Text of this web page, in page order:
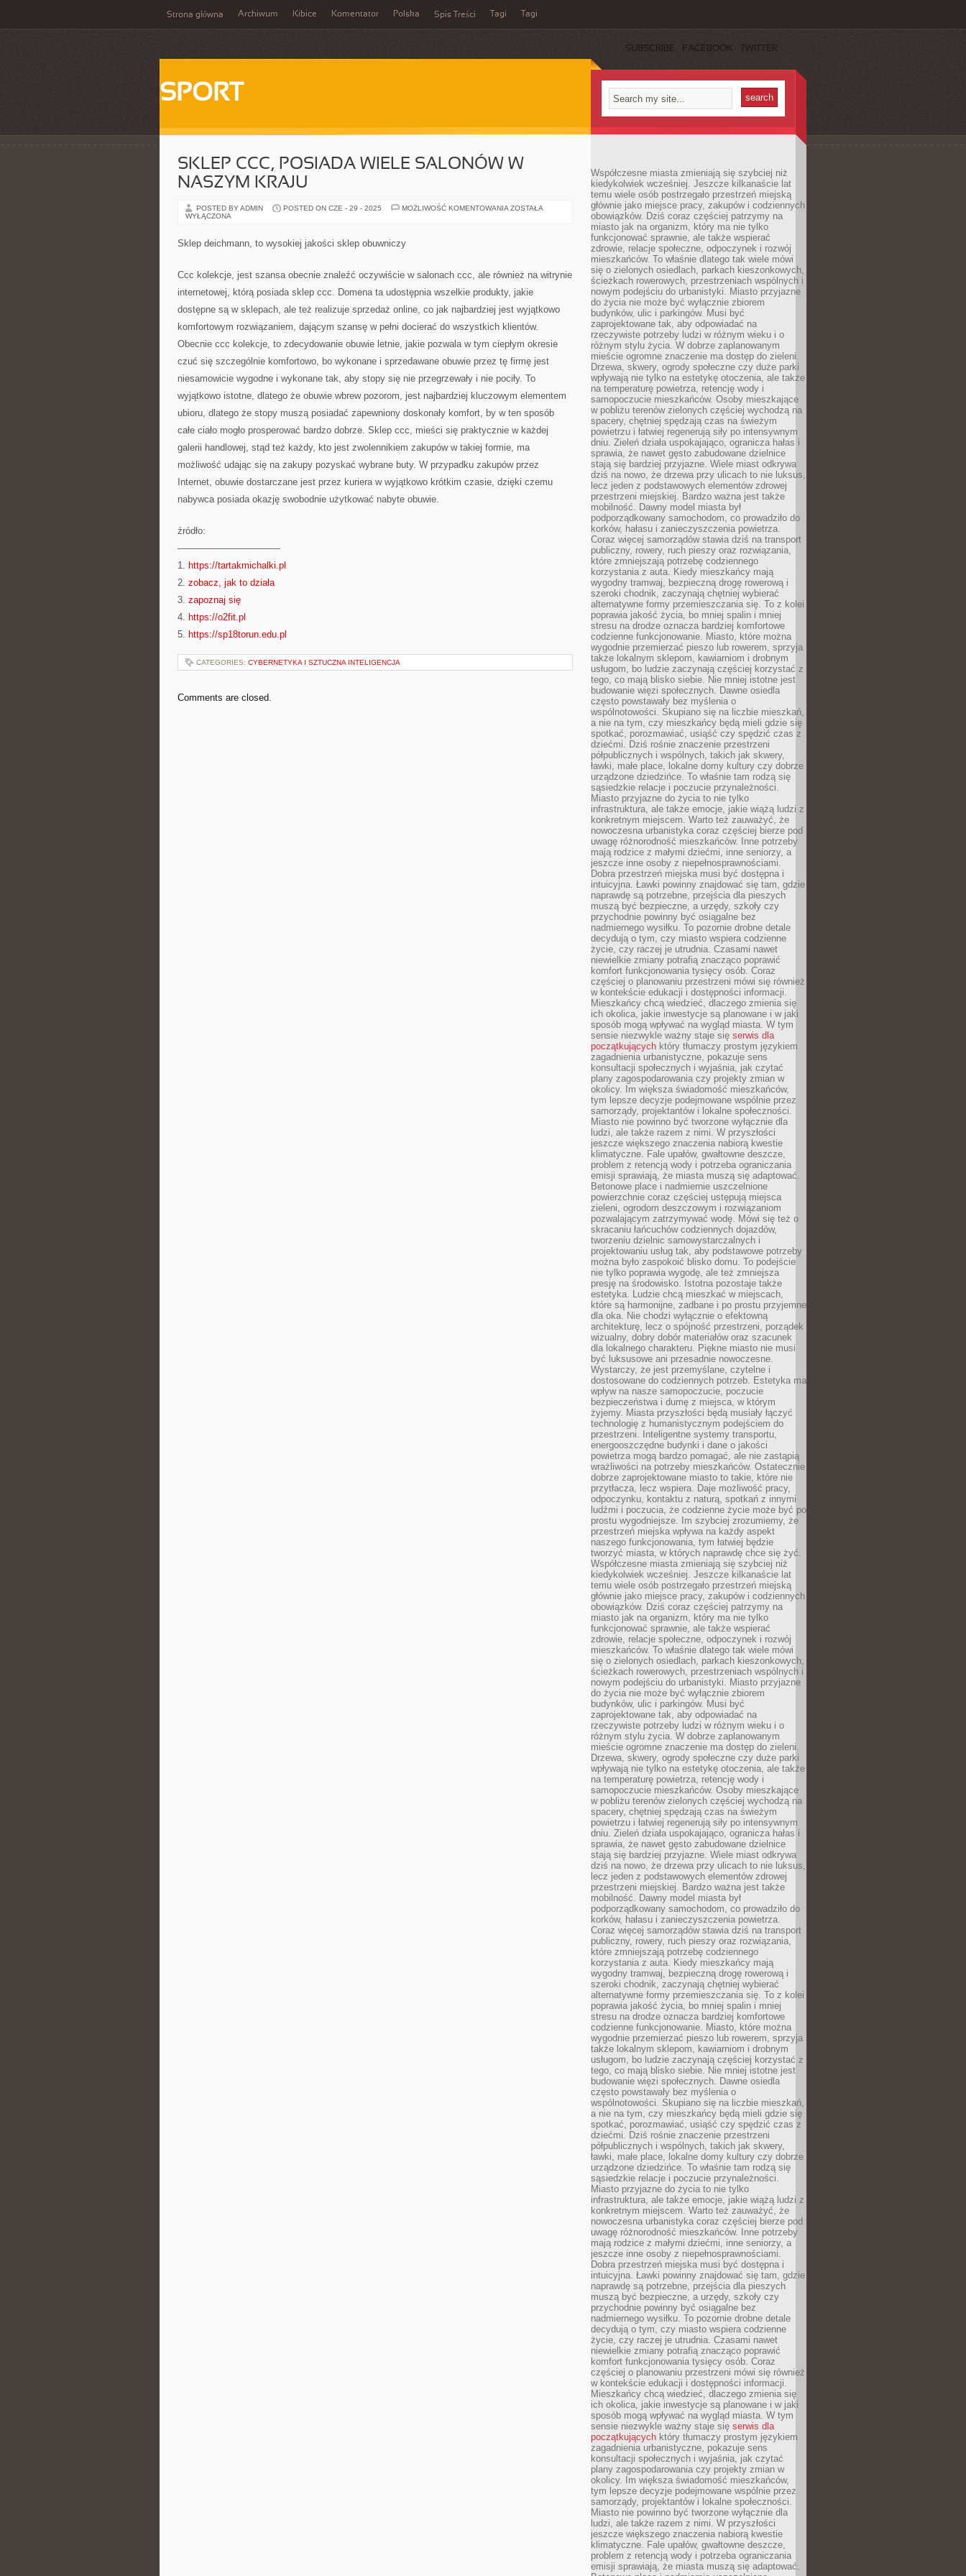
Strona główna Archiwum Kibice Komentator Polska Spis Treści Tagi Tagi
SUBSCRIBE FACEBOOK TWITTER
SPORT
SKLEP CCC, POSIADA WIELE SALONÓW W
NASZYM KRAJU
POSTED BY ADMIN POSTED ON CZE - 29 - 2025 MOŻLIWOŚĆ KOMENTOWANIA SKLEP
ZOSTAŁA
WYŁĄCZONA
Sklep deichmann, to wysokiej jakości sklep obuwniczy
Ccc kolekcje, jest szansa obecnie znaleźć oczywiście w salonach ccc, ale również na witrynie
internetowej, którą posiada sklep ccc. Domena ta udostępnia wszelkie produkty, jakie
dostępne są w sklepach, ale też realizuje sprzedaż online, co jak najbardziej jest wyjątkowo
komfortowym rozwiązaniem, dającym szansę w pełni docierać do wszystkich klientów.
Obecnie ccc kolekcje, to zdecydowanie obuwie letnie, jakie pozwala w tym ciepłym okresie
czuć się szczególnie komfortowo, bo wykonane i sprzedawane obuwie przez tę firmę jest
niesamowicie wygodne i wykonane tak, aby stopy się nie przegrzewały i nie pociły. To
wyjątkowo istotne, dlatego że obuwie wbrew pozorom, jest najbardziej kluczowym elementem
ubioru, dlatego że stopy muszą posiadać zapewniony doskonały komfort, by w ten sposób
całe ciało mogło prosperować bardzo dobrze. Sklep ccc, mieści się praktycznie w każdej
galerii handlowej, stąd też każdy, kto jest zwolennikiem zakupów w takiej formie, ma
możliwość udając się na zakupy pozyskać wybrane buty. W przypadku zakupów przez
Internet, obuwie dostarczane jest przez kuriera w wyjątkowo krótkim czasie, dzięki czemu
nabywca posiada okazję swobodnie użytkować nabyte obuwie.
źródło:
———————————
1. https://tartakmichalki.pl
2. zobacz, jak to działa
3. zapoznaj się
4. https://o2fit.pl
5. https://sp18torun.edu.pl
CATEGORIES: CYBERNETYKA I SZTUCZNA INTELIGENCJA
Comments are closed.
Współczesne miasta zmieniają się szybciej niż
kiedykolwiek wcześniej. Jeszcze kilkanaście lat
temu wiele osób postrzegało przestrzeń miejską
głównie jako miejsce pracy, zakupów i codziennych
obowiązków. Dziś coraz częściej patrzymy na
miasto jak na organizm, który ma nie tylko
funkcjonować sprawnie, ale także wspierać
zdrowie, relacje społeczne, odpoczynek i rozwój
mieszkańców. To właśnie dlatego tak wiele mówi
się o zielonych osiedlach, parkach kieszonkowych,
ścieżkach rowerowych, przestrzeniach wspólnych i
nowym podejściu do urbanistyki. Miasto przyjazne
do życia nie może być wyłącznie zbiorem
budynków, ulic i parkingów. Musi być
zaprojektowane tak, aby odpowiadać na
rzeczywiste potrzeby ludzi w różnym wieku i o
różnym stylu życia. W dobrze zaplanowanym
mieście ogromne znaczenie ma dostęp do zieleni.
Drzewa, skwery, ogrody społeczne czy duże parki
wpływają nie tylko na estetykę otoczenia, ale także
na temperaturę powietrza, retencję wody i
samopoczucie mieszkańców. Osoby mieszkające
w pobliżu terenów zielonych częściej wychodzą na
spacery, chętniej spędzają czas na świeżym
powietrzu i łatwiej regenerują siły po intensywnym
dniu. Zieleń działa uspokajająco, ogranicza hałas i
sprawia, że nawet gęsto zabudowane dzielnice
stają się bardziej przyjazne. Wiele miast odkrywa
dziś na nowo, że drzewa przy ulicach to nie luksus,
lecz jeden z podstawowych elementów zdrowej
przestrzeni miejskiej. Bardzo ważna jest także
mobilność. Dawny model miasta był
podporządkowany samochodom, co prowadziło do
korków, hałasu i zanieczyszczenia powietrza.
Coraz więcej samorządów stawia dziś na transport
publiczny, rowery, ruch pieszy oraz rozwiązania,
które zmniejszają potrzebę codziennego
korzystania z auta. Kiedy mieszkańcy mają
wygodny tramwaj, bezpieczną drogę rowerową i
szeroki chodnik, zaczynają chętniej wybierać
alternatywne formy przemieszczania się. To z kolei
poprawia jakość życia, bo mniej spalin i mniej
stresu na drodze oznacza bardziej komfortowe
codzienne funkcjonowanie. Miasto, które można
wygodnie przemierzać pieszo lub rowerem, sprzyja
także lokalnym sklepom, kawiarniom i drobnym
usługom, bo ludzie zaczynają częściej korzystać z
tego, co mają blisko siebie. Nie mniej istotne jest
budowanie więzi społecznych. Dawne osiedla
często powstawały bez myślenia o
wspólnotowości. Skupiano się na liczbie mieszkań,
a nie na tym, czy mieszkańcy będą mieli gdzie się
spotkać, porozmawiać, usiąść czy spędzić czas z
dziećmi. Dziś rośnie znaczenie przestrzeni
półpublicznych i wspólnych, takich jak skwery,
ławki, małe place, lokalne domy kultury czy dobrze
urządzone dziedzińce. To właśnie tam rodzą się
sąsiedzkie relacje i poczucie przynależności.
Miasto przyjazne do życia to nie tylko
infrastruktura, ale także emocje, jakie wiążą ludzi z
konkretnym miejscem. Warto też zauważyć, że
nowoczesna urbanistyka coraz częściej bierze pod
uwagę różnorodność mieszkańców. Inne potrzeby
mają rodzice z małymi dziećmi, inne seniorzy, a
jeszcze inne osoby z niepełnosprawnościami.
Dobra przestrzeń miejska musi być dostępna i
intuicyjna. Ławki powinny znajdować się tam, gdzie
naprawdę są potrzebne, przejścia dla pieszych
muszą być bezpieczne, a urzędy, szkoły czy
przychodnie powinny być osiągalne bez
nadmiernego wysiłku. To pozornie drobne detale
decydują o tym, czy miasto wspiera codzienne
życie, czy raczej je utrudnia. Czasami nawet
niewielkie zmiany potrafią znacząco poprawić
komfort funkcjonowania tysięcy osób. Coraz
częściej o planowaniu przestrzeni mówi się również
w kontekście edukacji i dostępności informacji.
Mieszkańcy chcą wiedzieć, dlaczego zmienia się
ich okolica, jakie inwestycje są planowane i w jaki
sposób mogą wpływać na wygląd miasta. W tym
sensie niezwykle ważny staje się serwis dla
początkujących który tłumaczy prostym językiem
zagadnienia urbanistyczne, pokazuje sens
konsultacji społecznych i wyjaśnia, jak czytać
plany zagospodarowania czy projekty zmian w
okolicy. Im większa świadomość mieszkańców,
tym lepsze decyzje podejmowane wspólnie przez
samorządy, projektantów i lokalne społeczności.
Miasto nie powinno być tworzone wyłącznie dla
ludzi, ale także razem z nimi. W przyszłości
jeszcze większego znaczenia nabiorą kwestie
klimatyczne. Fale upałów, gwałtowne deszcze,
problem z retencją wody i potrzeba ograniczania
emisji sprawiają, że miasta muszą się adaptować.
Betonowe place i nadmiernie uszczelnione
powierzchnie coraz częściej ustępują miejsca
zieleni, ogrodom deszczowym i rozwiązaniom
pozwalającym zatrzymywać wodę. Mówi się też o
skracaniu łańcuchów codziennych dojazdów,
tworzeniu dzielnic samowystarczalnych i
projektowaniu usług tak, aby podstawowe potrzeby
można było zaspokoić blisko domu. To podejście
nie tylko poprawia wygodę, ale też zmniejsza
presję na środowisko. Istotna pozostaje także
estetyka. Ludzie chcą mieszkać w miejscach,
które są harmonijne, zadbane i po prostu przyjemne
dla oka. Nie chodzi wyłącznie o efektowną
architekturę, lecz o spójność przestrzeni, porządek
wizualny, dobry dobór materiałów oraz szacunek
dla lokalnego charakteru. Piękne miasto nie musi
być luksusowe ani przesadnie nowoczesne.
Wystarczy, że jest przemyślane, czytelne i
dostosowane do codziennych potrzeb. Estetyka ma
wpływ na nasze samopoczucie, poczucie
bezpieczeństwa i dumę z miejsca, w którym
żyjemy. Miasta przyszłości będą musiały łączyć
technologię z humanistycznym podejściem do
przestrzeni. Inteligentne systemy transportu,
energooszczędne budynki i dane o jakości
powietrza mogą bardzo pomagać, ale nie zastąpią
wrażliwości na potrzeby mieszkańców. Ostatecznie
dobrze zaprojektowane miasto to takie, które nie
przytłacza, lecz wspiera. Daje możliwość pracy,
odpoczynku, kontaktu z naturą, spotkań z innymi
ludźmi i poczucia, że codzienne życie może być po
prostu wygodniejsze. Im szybciej zrozumiemy, że
przestrzeń miejska wpływa na każdy aspekt
naszego funkcjonowania, tym łatwiej będzie
tworzyć miasta, w których naprawdę chce się żyć.
Współczesne miasta zmieniają się szybciej niż
kiedykolwiek wcześniej. Jeszcze kilkanaście lat
temu wiele osób postrzegało przestrzeń miejską
głównie jako miejsce pracy, zakupów i codziennych
obowiązków. Dziś coraz częściej patrzymy na
miasto jak na organizm, który ma nie tylko
funkcjonować sprawnie, ale także wspierać
zdrowie, relacje społeczne, odpoczynek i rozwój
mieszkańców. To właśnie dlatego tak wiele mówi
się o zielonych osiedlach, parkach kieszonkowych,
ścieżkach rowerowych, przestrzeniach wspólnych i
nowym podejściu do urbanistyki. Miasto przyjazne
do życia nie może być wyłącznie zbiorem
budynków, ulic i parkingów. Musi być
zaprojektowane tak, aby odpowiadać na
rzeczywiste potrzeby ludzi w różnym wieku i o
różnym stylu życia. W dobrze zaplanowanym
mieście ogromne znaczenie ma dostęp do zieleni.
Drzewa, skwery, ogrody społeczne czy duże parki
wpływają nie tylko na estetykę otoczenia, ale także
na temperaturę powietrza, retencję wody i
samopoczucie mieszkańców. Osoby mieszkające
w pobliżu terenów zielonych częściej wychodzą na
spacery, chętniej spędzają czas na świeżym
powietrzu i łatwiej regenerują siły po intensywnym
dniu. Zieleń działa uspokajająco, ogranicza hałas i
sprawia, że nawet gęsto zabudowane dzielnice
stają się bardziej przyjazne. Wiele miast odkrywa
dziś na nowo, że drzewa przy ulicach to nie luksus,
lecz jeden z podstawowych elementów zdrowej
przestrzeni miejskiej. Bardzo ważna jest także
mobilność. Dawny model miasta był
podporządkowany samochodom, co prowadziło do
korków, hałasu i zanieczyszczenia powietrza.
Coraz więcej samorządów stawia dziś na transport
publiczny, rowery, ruch pieszy oraz rozwiązania,
które zmniejszają potrzebę codziennego
korzystania z auta. Kiedy mieszkańcy mają
wygodny tramwaj, bezpieczną drogę rowerową i
szeroki chodnik, zaczynają chętniej wybierać
alternatywne formy przemieszczania się. To z kolei
poprawia jakość życia, bo mniej spalin i mniej
stresu na drodze oznacza bardziej komfortowe
codzienne funkcjonowanie. Miasto, które można
wygodnie przemierzać pieszo lub rowerem, sprzyja
także lokalnym sklepom, kawiarniom i drobnym
usługom, bo ludzie zaczynają częściej korzystać z
tego, co mają blisko siebie. Nie mniej istotne jest
budowanie więzi społecznych. Dawne osiedla
często powstawały bez myślenia o
wspólnotowości. Skupiano się na liczbie mieszkań,
a nie na tym, czy mieszkańcy będą mieli gdzie się
spotkać, porozmawiać, usiąść czy spędzić czas z
dziećmi. Dziś rośnie znaczenie przestrzeni
półpublicznych i wspólnych, takich jak skwery,
ławki, małe place, lokalne domy kultury czy dobrze
urządzone dziedzińce. To właśnie tam rodzą się
sąsiedzkie relacje i poczucie przynależności.
Miasto przyjazne do życia to nie tylko
infrastruktura, ale także emocje, jakie wiążą ludzi z
konkretnym miejscem. Warto też zauważyć, że
nowoczesna urbanistyka coraz częściej bierze pod
uwagę różnorodność mieszkańców. Inne potrzeby
mają rodzice z małymi dziećmi, inne seniorzy, a
jeszcze inne osoby z niepełnosprawnościami.
Dobra przestrzeń miejska musi być dostępna i
intuicyjna. Ławki powinny znajdować się tam, gdzie
naprawdę są potrzebne, przejścia dla pieszych
muszą być bezpieczne, a urzędy, szkoły czy
przychodnie powinny być osiągalne bez
nadmiernego wysiłku. To pozornie drobne detale
decydują o tym, czy miasto wspiera codzienne
życie, czy raczej je utrudnia. Czasami nawet
niewielkie zmiany potrafią znacząco poprawić
komfort funkcjonowania tysięcy osób. Coraz
częściej o planowaniu przestrzeni mówi się również
w kontekście edukacji i dostępności informacji.
Mieszkańcy chcą wiedzieć, dlaczego zmienia się
ich okolica, jakie inwestycje są planowane i w jaki
sposób mogą wpływać na wygląd miasta. W tym
sensie niezwykle ważny staje się serwis dla
początkujących który tłumaczy prostym językiem
zagadnienia urbanistyczne, pokazuje sens
konsultacji społecznych i wyjaśnia, jak czytać
plany zagospodarowania czy projekty zmian w
okolicy. Im większa świadomość mieszkańców,
tym lepsze decyzje podejmowane wspólnie przez
samorządy, projektantów i lokalne społeczności.
Miasto nie powinno być tworzone wyłącznie dla
ludzi, ale także razem z nimi. W przyszłości
jeszcze większego znaczenia nabiorą kwestie
klimatyczne. Fale upałów, gwałtowne deszcze,
problem z retencją wody i potrzeba ograniczania
emisji sprawiają, że miasta muszą się adaptować.